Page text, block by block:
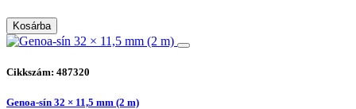
Kosárba
Cikkszám: 487320
Genoa-sín 32 × 11,5 mm (2 m)